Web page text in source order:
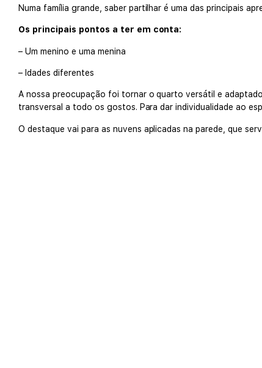
Numa família grande, saber partilhar é uma das principais
Os principais pontos a ter em conta:
– Um menino e uma menina
– Idades diferentes
A nossa preocupação foi tornar o quarto versátil e
transversal a todo os gostos. Para dar individualidade ao
O destaque vai para as nuvens aplicadas na parede, que